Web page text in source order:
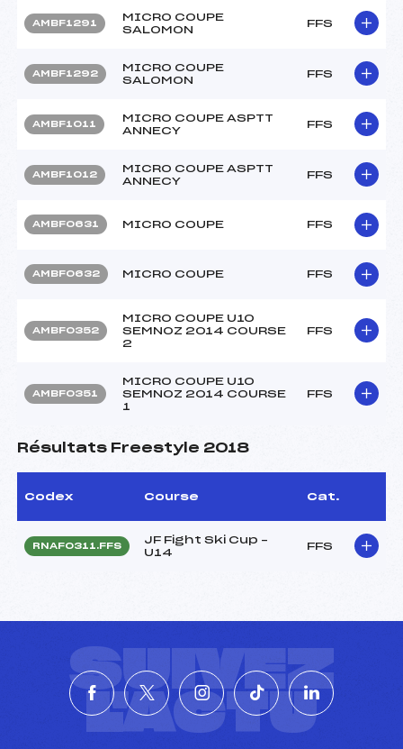
AMBF1291
MICRO COUPE
SALOMON
FFS
AMBF1292
MICRO COUPE
SALOMON
FFS
AMBF1011
MICRO COUPE ASPTT
ANNECY
FFS
AMBF1012
MICRO COUPE ASPTT
ANNECY
FFS
AMBF0631 MICRO COUPE FFS
AMBF0632 MICRO COUPE FFS
AMBF0352
MICRO COUPE U10
SEMNOZ 2014 COURSE
2
FFS
AMBF0351
MICRO COUPE U10
SEMNOZ 2014 COURSE
1
FFS
Résultats Freestyle 2018
Codex Course Cat.
RNAF0311.FFS
JF Fight Ski Cup –
U14
FFS
SUIVEZ
L'ACTU